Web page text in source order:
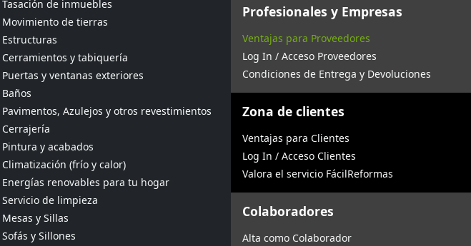
Tasación de inmuebles
Movimiento de tierras
Estructuras
Cerramientos y tabiquería
Puertas y ventanas exteriores
Baños
Pavimentos, Azulejos y otros revestimientos
Cerrajería
Pintura y acabados
Climatización (frío y calor)
Energías renovables para tu hogar
Servicio de limpieza
Mesas y Sillas
Sofás y Sillones
Profesionales y Empresas
Ventajas para Proveedores
Log In / Acceso Proveedores
Condiciones de Entrega y Devoluciones
Zona de clientes
Ventajas para Clientes
Log In / Acceso Clientes
Valora el servicio FácilReformas
Colaboradores
Alta como Colaborador